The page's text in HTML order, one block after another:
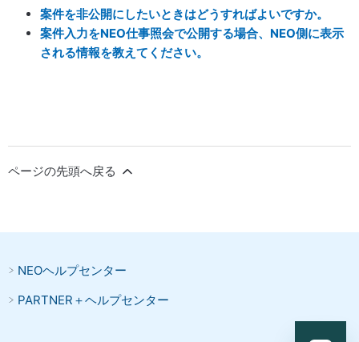
案件を非公開にしたいときはどうすればよいですか。
案件入力をNEO仕事照会で公開する場合、NEO側に表示
される情報を教えてください。
ページの先頭へ戻る
NEOヘルプセンター
PARTNER＋ヘルプセンター